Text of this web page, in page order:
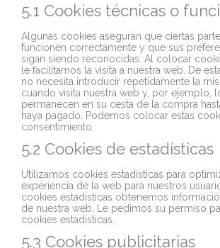
5.1 Cookies técnicas o
Algunas cookies aseguran que ciertas
funcionen correctamente y que sus
sigan siendo reconocidas. Al colocar
le facilitamos la visita a nuestra web. De
no necesita introducir repetidamente la
cuando visita nuestra web y, por ejemplo,
permanecen en su cesta de la compra
haya pagado. Podemos colocar estas
consentimiento.
5.2 Cookies de estadísticas
Utilizamos cookies estadísticas para
experiencia de la web para nuestros
cookies estadísticas obtenemos
de nuestra web. Le pedimos su permiso
cookies estadísticas.
5.3 Cookies publicitarias